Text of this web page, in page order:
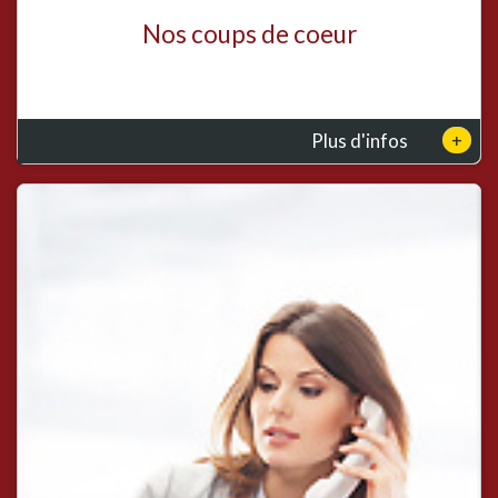
Nos coups de coeur
Plus d'infos +